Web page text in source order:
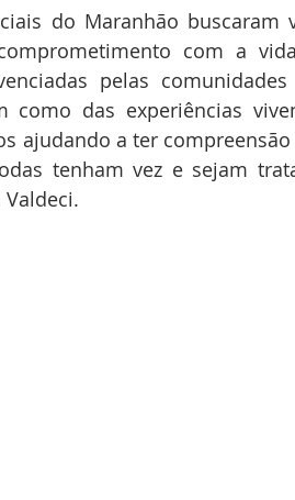
do Maranhão
com a
pelas
como das experiências
ajudando a ter
tenham vez e sejam